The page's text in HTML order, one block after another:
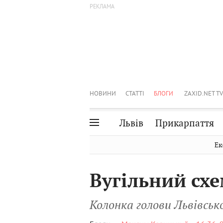
НОВИНИ СТАТТІ БЛОГИ ZAXID.NET TV
Львів Прикарпаття
Волинь
Чернівці
Вугільний
Колонка голови